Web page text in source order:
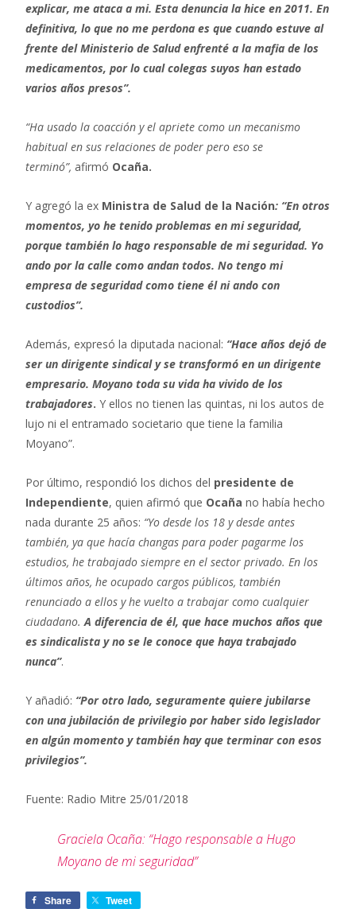
explicar, me ataca a mi. Esta denuncia la hice en 2011. En
definitiva, lo que no me perdona es que cuando estuve al
frente del Ministerio de Salud enfrenté a la mafia de los
medicamentos, por lo cual colegas suyos han estado
varios años presos”.
“Ha usado la coacción y el apriete como un mecanismo
habitual en sus relaciones de poder pero eso se
terminó”, afirmó Ocaña.
Y agregó la ex Ministra de Salud de la Nación: “En otros
momentos, yo he tenido problemas en mi seguridad,
porque también lo hago responsable de mi seguridad. Yo
ando por la calle como andan todos. No tengo mi
empresa de seguridad como tiene él ni ando con
custodios”.
Además, expresó la diputada nacional: “Hace años dejó de
ser un dirigente sindical y se transformó en un dirigente
empresario. Moyano toda su vida ha vivido de los
trabajadores. Y ellos no tienen las quintas, ni los autos de
lujo ni el entramado societario que tiene la familia
Moyano”.
Por último, respondió los dichos del presidente de
Independiente, quien afirmó que Ocaña no había hecho
nada durante 25 años: “Yo desde los 18 y desde antes
también, ya que hacía changas para poder pagarme los
estudios, he trabajado siempre en el sector privado. En los
últimos años, he ocupado cargos públicos, también
renunciado a ellos y he vuelto a trabajar como cualquier
ciudadano.A diferencia de él, que hace muchos años que
es sindicalista y no se le conoce que haya trabajado
nunca”.
Y añadió: “Por otro lado, seguramente quiere jubilarse
con una jubilación de privilegio por haber sido legislador
en algún momento y también hay que terminar con esos
privilegios”.
Fuente: Radio Mitre 25/01/2018
Graciela Ocaña: “Hago responsable a Hugo
Moyano de mi seguridad”
Share Tweet